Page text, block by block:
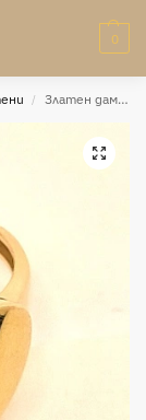
0
/ Златен дамски пръстен голям размер Eleonora